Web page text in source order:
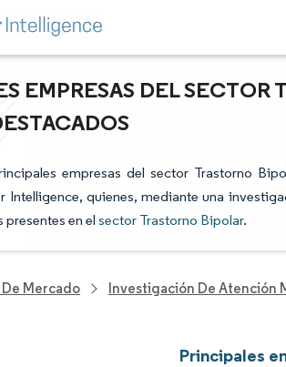
EMPRESAS DEL SECTOR
empresas del sector Trastorno
Intelligence, quienes, mediante una
en el sector Trastorno Bipolar.
Mercado Investigación De Atención
Principales